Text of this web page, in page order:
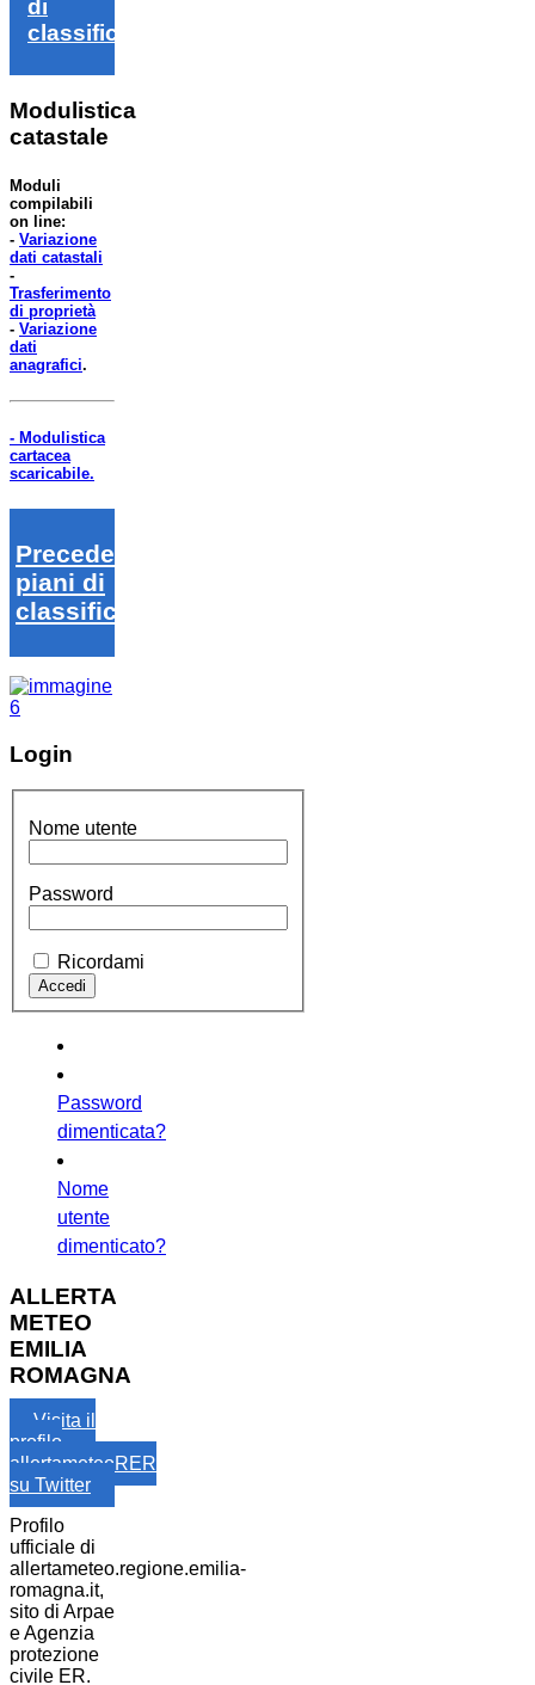
di
classifica
Modulistica
catastale
Moduli
compilabili
on line:
- Variazione
dati catastali
-
Trasferimento
di proprietà
- Variazione
dati
anagrafici.
- Modulistica
cartacea
scaricabile.
Precedenti
piani di
classifica
Login
Nome utente
Password
Ricordami
Password
dimenticata?
Nome
utente
dimenticato?
ALLERTA
METEO
EMILIA
ROMAGNA
Visita il
profilo
allertameteoRER
su Twitter
Profilo
ufficiale di
allertameteo.regione.emilia-
romagna.it,
sito di Arpae
e Agenzia
protezione
civile ER.